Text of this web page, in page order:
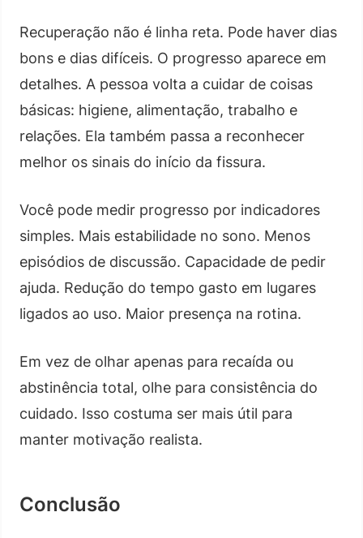
Recuperação não é linha reta. Pode haver dias
bons e dias difíceis. O progresso aparece em
detalhes. A pessoa volta a cuidar de coisas
básicas: higiene, alimentação, trabalho e
relações. Ela também passa a reconhecer
melhor os sinais do início da fissura.
Você pode medir progresso por indicadores
simples. Mais estabilidade no sono. Menos
episódios de discussão. Capacidade de pedir
ajuda. Redução do tempo gasto em lugares
ligados ao uso. Maior presença na rotina.
Em vez de olhar apenas para recaída ou
abstinência total, olhe para consistência do
cuidado. Isso costuma ser mais útil para
manter motivação realista.
Conclusão